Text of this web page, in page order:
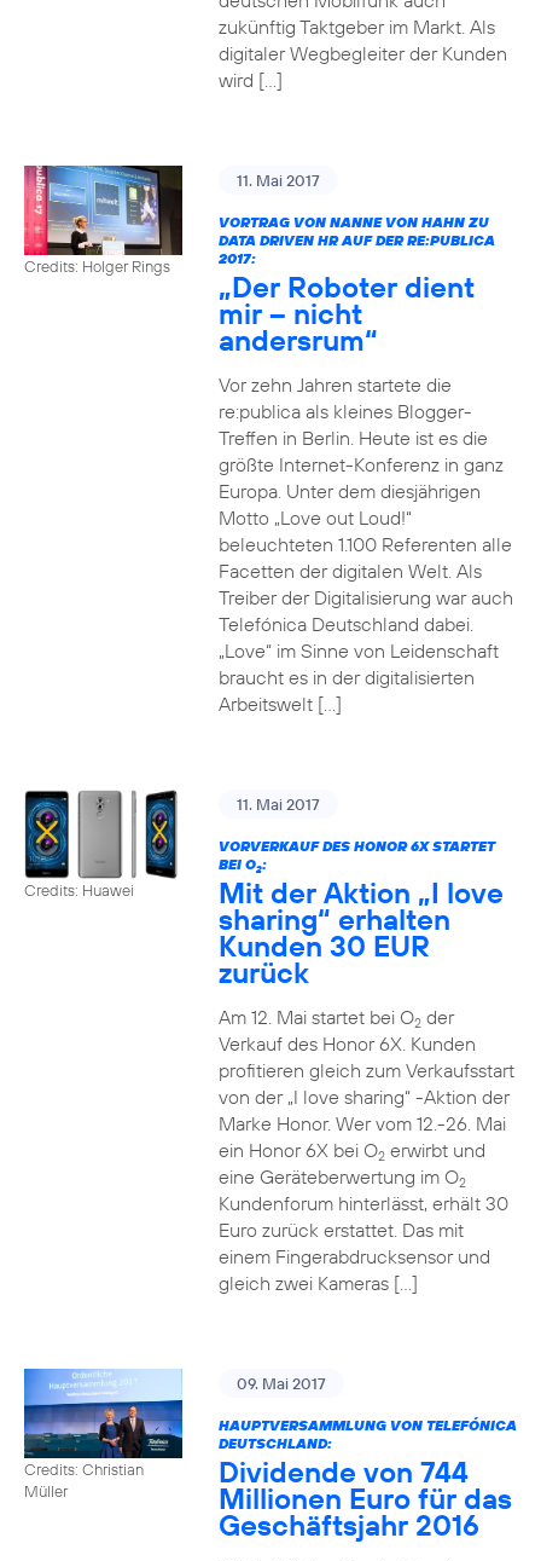
zukünftig Taktgeber im Markt. Als
digitaler Wegbegleiter der Kunden
wird […]
Credits: Holger Rings
11. Mai 2017
VORTRAG VON NANNE VON HAHN ZU
DATA DRIVEN HR AUF DER RE:PUBLICA
2017:
„Der Roboter dient
mir – nicht
andersrum“
Vor zehn Jahren startete die
re:publica als kleines Blogger-
Treffen in Berlin. Heute ist es die
größte Internet-Konferenz in ganz
Europa. Unter dem diesjährigen
Motto „Love out Loud!“
beleuchteten 1.100 Referenten alle
Facetten der digitalen Welt. Als
Treiber der Digitalisierung war auch
Telefónica Deutschland dabei.
„Love“ im Sinne von Leidenschaft
braucht es in der digitalisierten
Arbeitswelt […]
Credits: Huawei
11. Mai 2017
VORVERKAUF DES HONOR 6X STARTET
BEI O2:
Mit der Aktion „I love
sharing“ erhalten
Kunden 30 EUR
zurück
Am 12. Mai startet bei O2der
Verkauf des Honor 6X. Kunden
profitieren gleich zum Verkaufsstart
von der „I love sharing“ -Aktion der
Marke Honor. Wer vom 12.-26. Mai
ein Honor 6X bei O2erwirbt und
eine Geräteberwertung im O2
Kundenforum hinterlässt, erhält 30
Euro zurück erstattet. Das mit
einem Fingerabdrucksensor und
gleich zwei Kameras […]
Credits: Christian
Müller
09. Mai 2017
HAUPTVERSAMMLUNG VON TELEFÓNICA
DEUTSCHLAND:
Dividende von 744
Millionen Euro für das
Geschäftsjahr 2016